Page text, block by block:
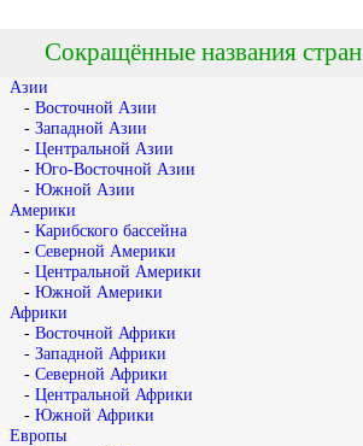
Сокращённые названия стран
Азии
- Восточной Азии
- Западной Азии
- Центральной Азии
- Юго-Восточной Азии
- Южной Азии
Америки
- Карибского бассейна
- Северной Америки
- Центральной Америки
- Южной Америки
Африки
- Восточной Африки
- Западной Африки
- Северной Африки
- Центральной Африки
- Южной Африки
Европы